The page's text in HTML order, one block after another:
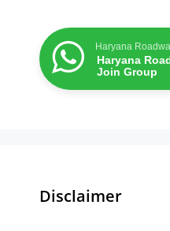
Haryana
Haryana
Join Group
Disclaimer